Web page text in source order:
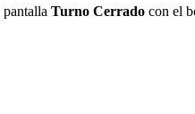
Turno Cerrado con el